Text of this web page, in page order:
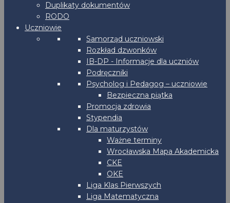
Duplikaty dokumentów
RODO
Uczniowie
Samorząd uczniowski
Rozkład dzwonków
IB-DP - Informacje dla uczniów
Podręczniki
Psycholog i Pedagog – uczniowie
Bezpieczna piątka
Promocja zdrowia
Stypendia
Dla maturzystów
Ważne terminy
Wrocławska Mapa Akademicka
CKE
OKE
Liga Klas Pierwszych
Liga Matematyczna